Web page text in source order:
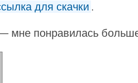
для скачки .
мне понравилась